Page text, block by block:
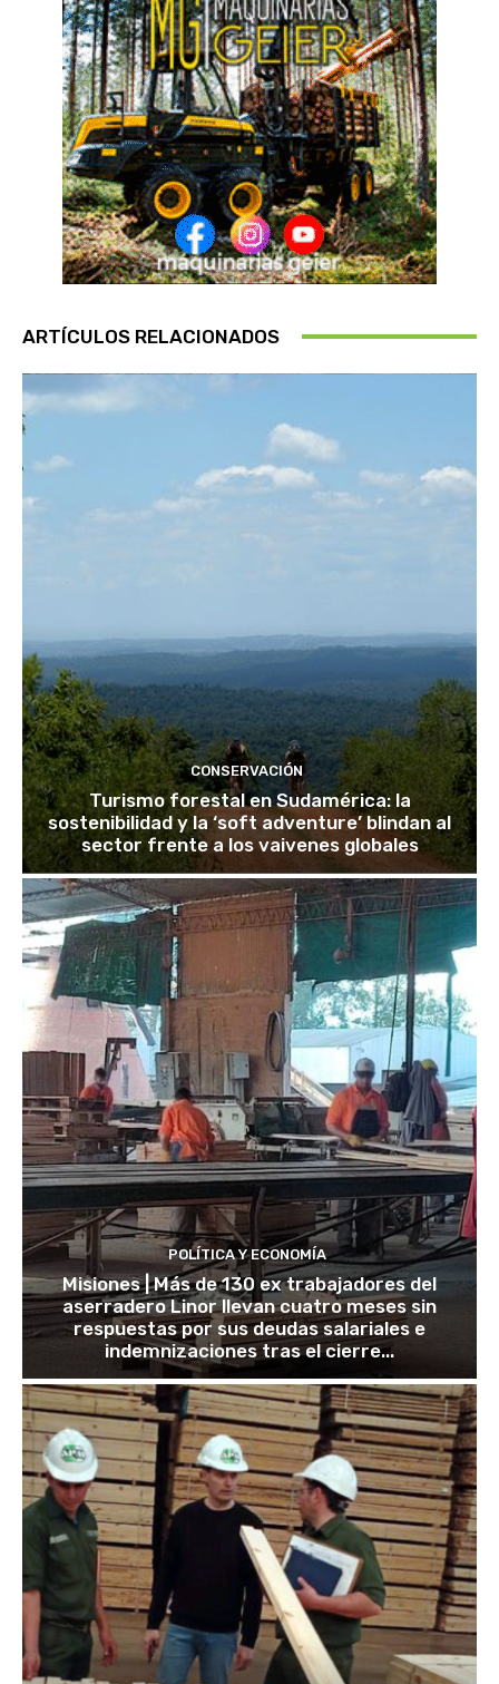
ARTÍCULOS RELACIONADOS
CONSERVACIÓN
Turismo forestal en Sudamérica: la
sostenibilidad y la ‘soft adventure’ blindan al
sector frente a los vaivenes globales
POLÍTICA Y ECONOMÍA
Misiones | Más de 130 ex trabajadores del
aserradero Linor llevan cuatro meses sin
respuestas por sus deudas salariales e
indemnizaciones tras el cierre...